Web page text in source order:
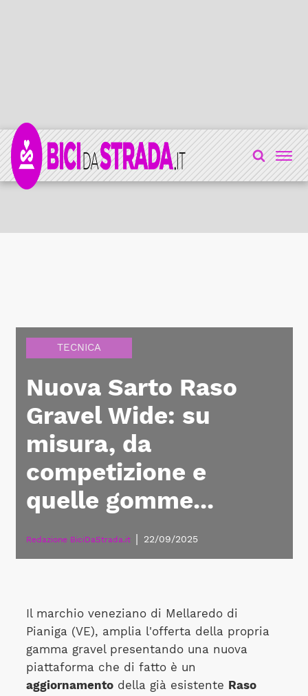
TECNICA
Nuova Sarto Raso
Gravel Wide: su
misura, da
competizione e
quelle gomme...
Redazione BiciDaStrada.it 22/09/2025
Il marchio veneziano di Mellaredo di
Pianiga (VE), amplia l'offerta della propria
gamma gravel presentando una nuova
piattaforma che di fatto è un
aggiornamentodella già esistente Raso